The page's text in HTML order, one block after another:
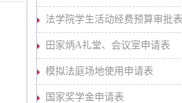
法学院学生活动经费预算审批表
田家炳A礼堂、会议室申请表
模拟法庭场地使用申请表
国家奖学金申请表